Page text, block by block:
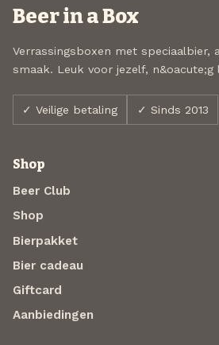
Beer in a Box
Verrassingsboxen met speciaalbier,
smaak. Leuk voor jezelf, n&oacute;g
✓ Veilige betaling ✓ Sinds 2013
Shop
Beer Club
Shop
Bierpakket
Bier cadeau
Giftcard
Aanbiedingen